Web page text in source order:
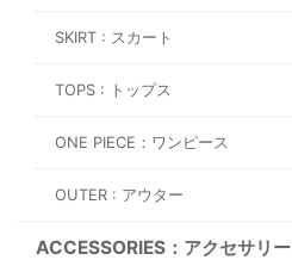
SKIRT : スカート
TOPS : トップス
ONE PIECE：ワンピース
OUTER : アウター
ACCESSORIES：アクセサリー